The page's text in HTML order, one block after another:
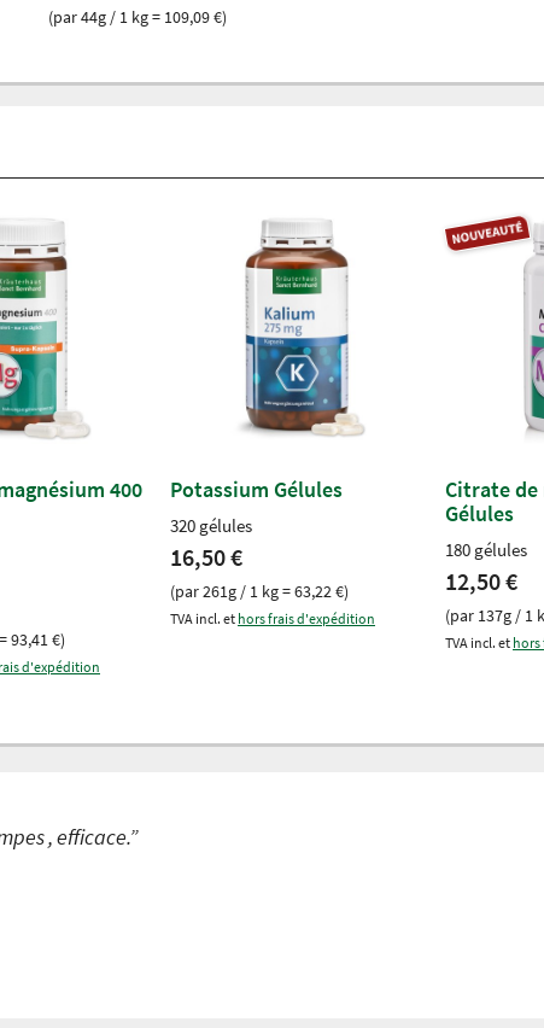
(par 44g / 1 kg = 109,09 €)
400
93,41 €)
d'expédition
Potassium Gélules
320 gélules
16,50 €
(par 261g / 1 kg = 63,22 €)
TVA incl. et hors frais d'expédition
Citrate de
Gélules
180 gélules
12,50 €
(par 137g / 1
TVA incl. et
, efficace.”